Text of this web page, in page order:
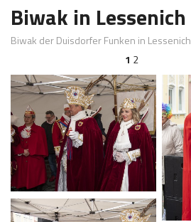
Biwak in Lessenich
Biwak der Duisdorfer Funken in Lessenich
1 2